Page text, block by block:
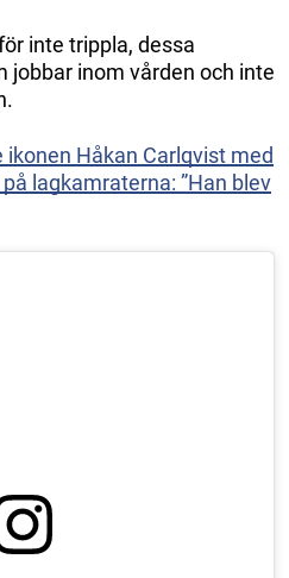
inte trippla, dessa
jobbar inom vården och inte
ikonen Håkan Carlqvist med
lagkamraterna: ”Han blev